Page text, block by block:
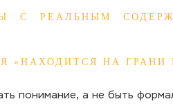
С РЕАЛЬНЫМ
«НАХОДИТСЯ НА ГРАНИ
понимание, а не быть